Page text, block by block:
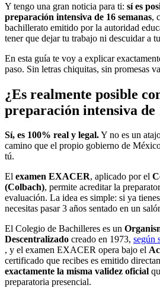
Y tengo una gran noticia para ti: sí es
preparación intensiva de 16 semanas,
bachillerato emitido por la autoridad
tener que dejar tu trabajo ni descuidar a
En esta guía te voy a explicar
paso. Sin letras chiquitas, sin promesas
¿Es realmente posible
preparación intensiva de
Sí, es 100% real y legal.Y no es un
camino que el propio gobierno de
tú.
El examen EXACER, aplicado por el
(Colbach), permite acreditar la
evaluación. La idea es simple: si ya
necesitas pasar 3 años sentado en un
El Colegio de Bachilleres es un
Descentralizado creado en 1973, según
, y el examen EXACER opera bajo el
certificado que recibes es emitido
exactamente la misma validez oficial
preparatoria presencial.